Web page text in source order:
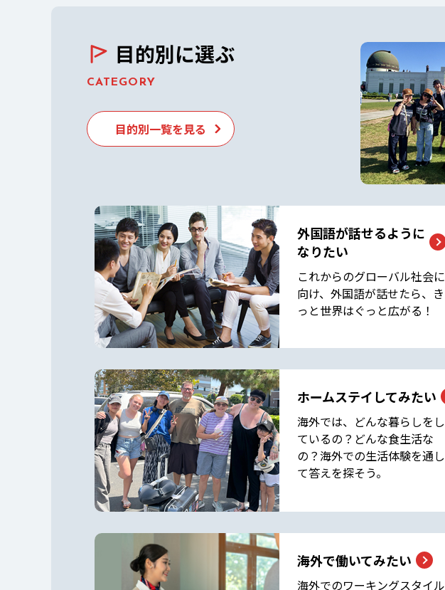
目的別に選ぶ
CATEGORY
目的別一覧を見る
外国語が話せるように
なりたい
これからのグローバル社会に
向け、外国語が話せたら、き
っと世界はぐっと広がる！
ホームステイしてみたい
海外では、どんな暮らしをし
ているの？どんな食生活な
の？海外での生活体験を通し
て答えを探そう。
海外で働いてみたい
海外でのワーキングスタイル